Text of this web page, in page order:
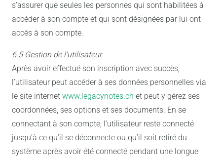
s’assurer que seules les personnes qui sont habilitées à
accéder à son compte et qui sont désignées par lui ont
accès à son compte.
6.5 Gestion de l’utilisateur
Après avoir effectué son inscription avec succès,
l’utilisateur peut accéder à ses données personnelles via
le site internet www.legacynotes.ch et peut y gérez ses
coordonnées, ses options et ses documents. En se
connectant à son compte, l’utilisateur reste connecté
jusqu’à ce qu’il se déconnecte ou qu’il soit retiré du
système après avoir été connecté pendant une longue